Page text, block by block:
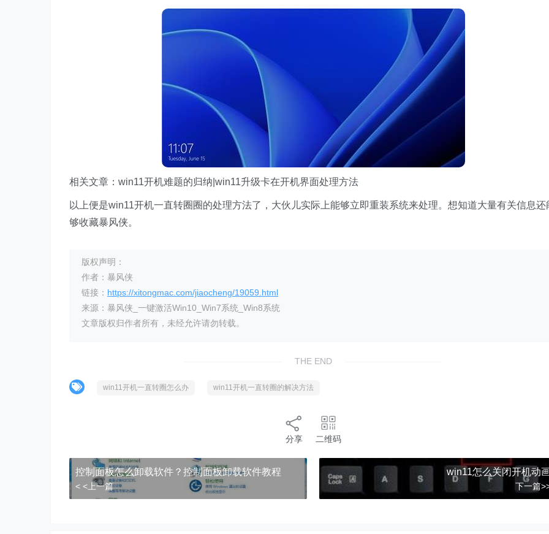
相关文章：win11开机难题的归纳|win11升级卡在开机界面处理方法
以上便是win11开机一直转圈圈的处理方法了，大伙儿实际上能够立即重装系统来处理。想知道大量有关信息还
够收藏暴风侠。
版权声明：
作者：暴风侠
链接： https://xitongmac.com/jiaocheng/19059.html
来源：暴风侠_一键激活Win10_Win7系统_Win8系统
文章版权归作者所有，未经允许请勿转载。
THE END
win11开机一直转圈怎么办 win11开机一直转圈的解决方法
分享 二维码
控制面板怎么卸载软件？控制面板卸载软件教程
< <上一篇
win11怎么关闭开机动
下一篇